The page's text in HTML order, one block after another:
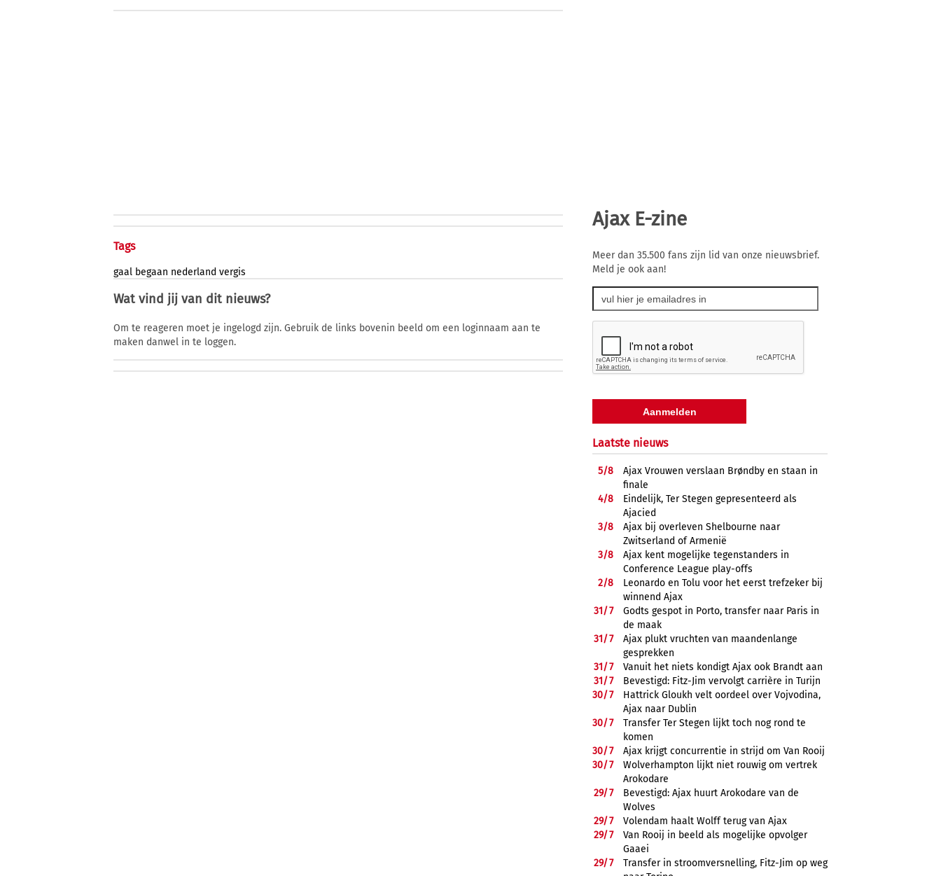
Tags
gaal begaan nederland vergis
Wat vind jij van dit nieuws?
Om te reageren moet je ingelogd zijn. Gebruik de links bovenin beeld om een loginnaam aan te
maken danwel in te loggen.
Ajax E-zine
Meer dan 35.500 fans zijn lid van onze nieuwsbrief.
Meld je ook aan!
Laatste nieuws
5/8
Ajax Vrouwen verslaan Brøndby en staan in
finale
4/8
Eindelijk, Ter Stegen gepresenteerd als
Ajacied
3/8
Ajax bij overleven Shelbourne naar
Zwitserland of Armenië
3/8
Ajax kent mogelijke tegenstanders in
Conference League play-offs
2/8
Leonardo en Tolu voor het eerst trefzeker bij
winnend Ajax
31/7
Godts gespot in Porto, transfer naar Paris in
de maak
31/7
Ajax plukt vruchten van maandenlange
gesprekken
31/7
Vanuit het niets kondigt Ajax ook Brandt aan
31/7
Bevestigd: Fitz-Jim vervolgt carrière in Turijn
30/7
Hattrick Gloukh velt oordeel over Vojvodina,
Ajax naar Dublin
30/7
Transfer Ter Stegen lijkt toch nog rond te
komen
30/7
Ajax krijgt concurrentie in strijd om Van Rooij
30/7
Wolverhampton lijkt niet rouwig om vertrek
Arokodare
29/7
Bevestigd: Ajax huurt Arokodare van de
Wolves
29/7
Volendam haalt Wolff terug van Ajax
29/7
Van Rooij in beeld als mogelijke opvolger
Gaaei
29/7
Transfer in stroomversnelling, Fitz-Jim op weg